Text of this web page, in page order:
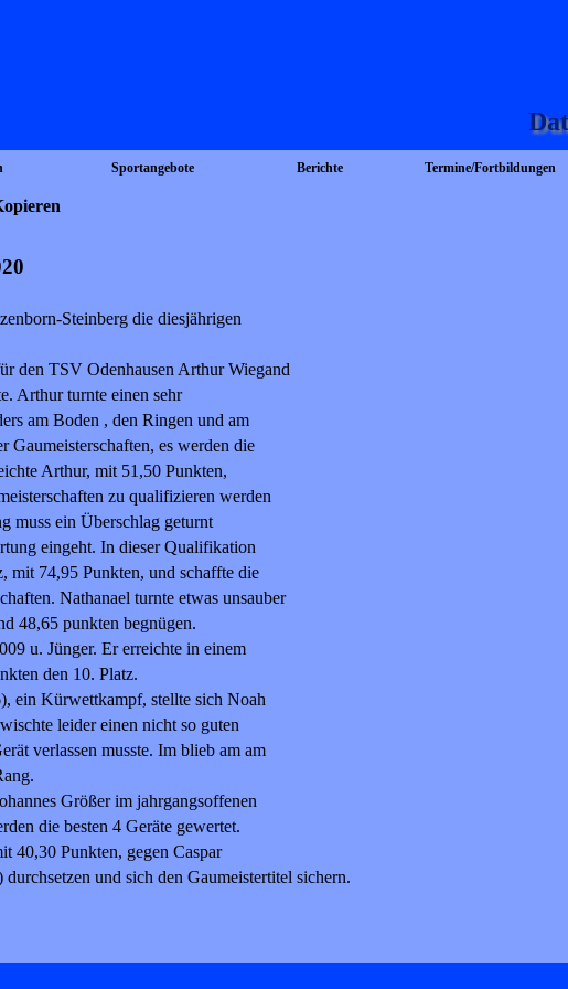
Sportangebote Berichte Termine/Fortbildungen
Steinberg die diesjährigen
den TSV Odenhausen Arthur Wiegand
Arthur turnte einen sehr
am Boden , den Ringen und am
Gaumeisterschaften, es werden die
Arthur, mit 51,50 Punkten,
zu qualifizieren werden
muss ein Überschlag geturnt
eingeht. In dieser Qualifikation
mit 74,95 Punkten, und schaffte die
Nathanael turnte etwas unsauber
48,65 punkten begnügen.
u. Jünger. Er erreichte in einem
den 10. Platz.
ein Kürwettkampf, stellte sich Noah
leider einen nicht so guten
verlassen musste. Im blieb am am
Größer im jahrgangsoffenen
die besten 4 Geräte gewertet.
40,30 Punkten, gegen Caspar
und sich den Gaumeistertitel sichern.